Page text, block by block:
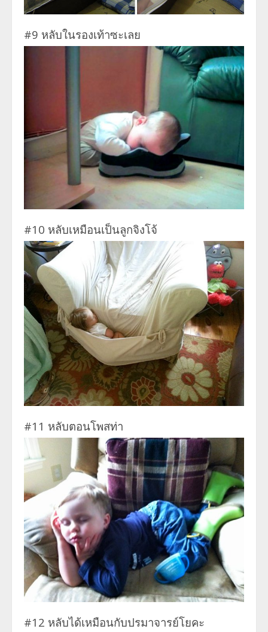
#9 หลับในรองเท้าซะเลย
#10 หลับเหมือนเป็นลูกจิงโจ้
#11 หลับตอนโพสท่า
#12 หลับได้เหมือนกับปรมาจารย์โยคะ